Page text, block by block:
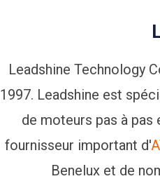
Leadshine Technology
1997. Leadshine est
de moteurs pas à pas
fournisseur important d'
Benelux et de